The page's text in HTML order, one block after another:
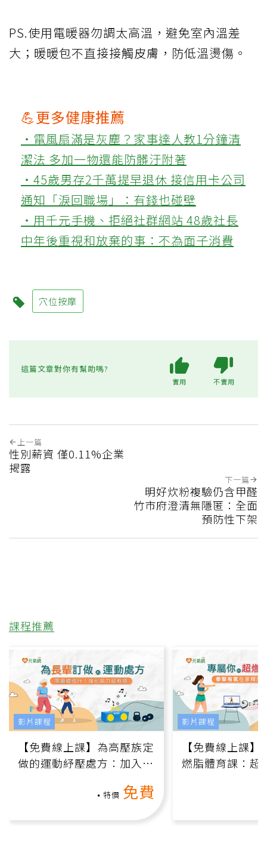
PS.使用電暖器勿調太高溫，避免室內溫差
大；暖暖包不直接接觸皮膚，防低溫燙傷。
💪更多健康推薦
‧電風扇滿是灰塵？家事達人教1分鐘清
潔法 多加一物還能防髒汙附著
‧45歲男存2千萬提早退休 接信用卡公司
通知「淚回職場」：有錢也碰壁
‧用千元手機、拒絕社群網站 48歲社長
中年後重視和放棄的事：不為面子消費
穴位按摩
這篇文章對你有幫助嗎?
實用 不實用
上一篇
性別薪資 僅0.11%企業
揭露
下一篇
明好炊粉複驗仍含甲醛
竹市府澄清無隱匿：全面
預防性下架
課程推薦
【免費線上課】為高壓族定
做的運動紓壓處方：加入行
特價 免費
影片課程
【免費線上課
燃脂體育課：超
影片課程